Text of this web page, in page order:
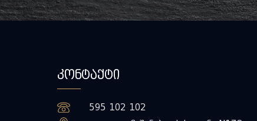
კონტაქტი
595 102 102